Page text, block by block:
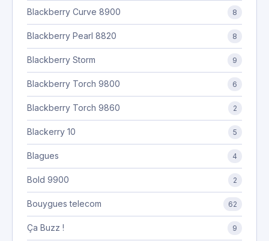
Blackberry Curve 8900 8
Blackberry Pearl 8820 8
Blackberry Storm 9
Blackberry Torch 9800 6
Blackberry Torch 9860 2
Blackerry 10 5
Blagues 4
Bold 9900 2
Bouygues telecom 62
Ça Buzz ! 9